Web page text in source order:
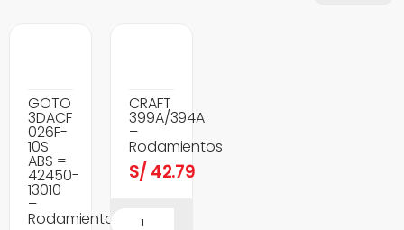
GOTO
3DACF
026F-
10S
ABS =
42450-
13010
–
Rodamientos
CRAFT
399A/394A
–
Rodamientos
S/ 42.79